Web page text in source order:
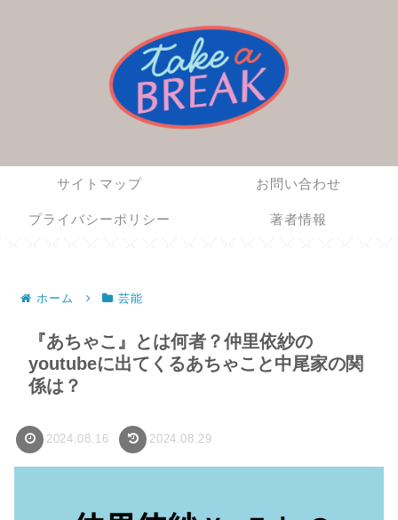
サイトマップ お問い合わせ
プライバシーポリシー 著者情報
ホーム 芸能
『あちゃこ』とは何者？仲里依紗の
youtubeに出てくるあちゃこと中尾家の関
係は？
2024.08.16 2024.08.29